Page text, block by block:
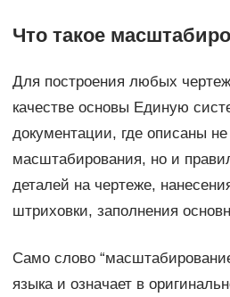
Что такое
Для построения любых
качестве основы Единую
документации, где описаны
масштабирования, но и
деталей на чертеже,
штриховки, заполнения
Само слово
языка и означает в